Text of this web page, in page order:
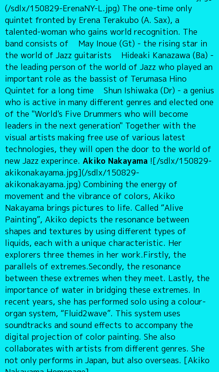
(/sdlx/150829-ErenaNY-L.jpg) The one-time only
quintet fronted by Erena Terakubo (A. Sax), a
talented-woman who gains world recognition. The
band consists of May Inoue (Gt) - the rising star in
the world of Jazz guitarists Hideaki Kanazawa (Ba) -
the leading person of the world of Jazz who played an
important role as the bassist of Terumasa Hino
Quintet for a long time Shun Ishiwaka (Dr) - a genius
who is active in many different genres and elected one
of the "World's Five Drummers who will become
leaders in the next generation" Together with the
visual artists making free use of various latest
technologies, they will open the door to the world of
new Jazz experince. Akiko Nakayama![/sdlx/150829-
akikonakayama.jpg](/sdlx/150829-
akikonakayama.jpg) Combining the energy of
movement and the vibrance of colors, Akiko
Nakayama brings pictures to life. Called “Alive
Painting”, Akiko depicts the resonance between
shapes and textures by using different types of
liquids, each with a unique characteristic. Her
explorers three themes in her work.Firstly, the
parallels of extremes.Secondly, the resonance
between these extremes when they meet. Lastly, the
importance of water in bridging these extremes. In
recent years, she has performed solo using a colour-
organ system, “Fluid2wave”. This system uses
soundtracks and sound effects to accompany the
digital projection of color painting. She also
collaborates with artists from different genres. She
not only performs in Japan, but also overseas. [Akiko